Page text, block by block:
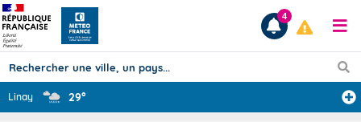
Prévisions
4
Linay 29°